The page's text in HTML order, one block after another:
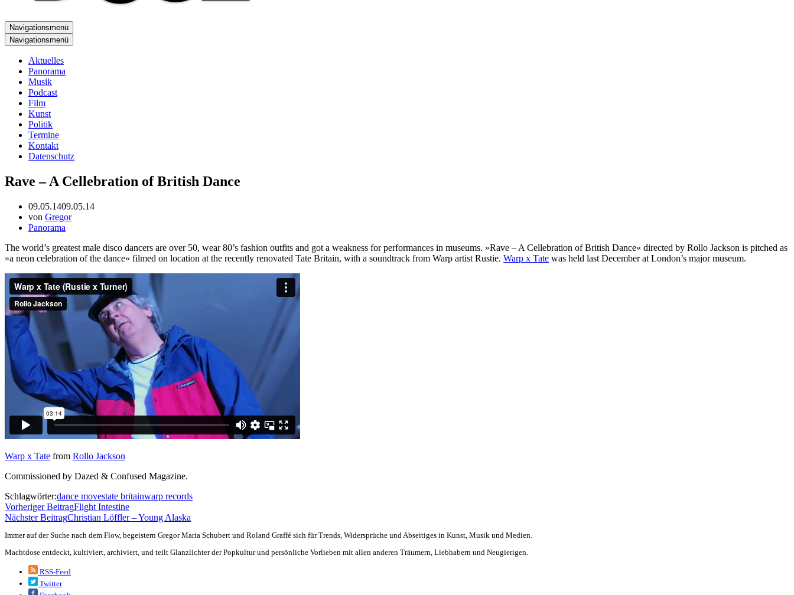
Navigationsmenü
Navigationsmenü
Aktuelles
Panorama
Musik
Podcast
Film
Kunst
Politik
Termine
Kontakt
Datenschutz
Rave – A Cellebration of British Dance
09.05.1409.05.14
von Gregor
Panorama
The world’s greatest male disco dancers are over 50, wear 80’s fashion outfits and got a weakness for performances in museums. »Rave – A Cellebration of British Dance« directed by Rollo Jackson is pitched as
»a neon celebration of the dance« filmed on location at the recently renovated Tate Britain, with a soundtrack from Warp artist Rustie. Warp x Tate was held last December at London’s major museum.
Warp x Tate from Rollo Jackson
Commissioned by Dazed & Confused Magazine.
Schlagwörter:dance movestate britainwarp records
Vorheriger BeitragFlight Intestine
Nächster BeitragChristian Löffler – Young Alaska
Immer auf der Suche nach dem Flow, begeistern Gregor Maria Schubert und Roland Graffé sich für Trends, Widersprüche und Abseitiges in Kunst, Musik und Medien.
Machtdose entdeckt, kultiviert, archiviert, und teilt Glanzlichter der Popkultur und persönliche Vorlieben mit allen anderen Träumern, Liebhabern und Neugierigen.
RSS-Feed
Twitter